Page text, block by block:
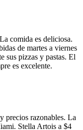
comida es deliciosa.
de martes a viernes
sus pizzas y pastas. El
es excelente.
precios razonables. La
Stella Artois a $4